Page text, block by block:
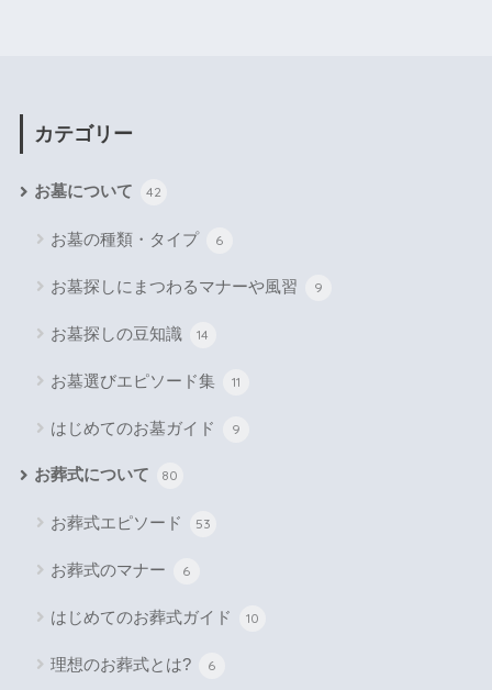
カテゴリー
お墓について 42
お墓の種類・タイプ 6
お墓探しにまつわるマナーや風習 9
お墓探しの豆知識 14
お墓選びエピソード集 11
はじめてのお墓ガイド 9
お葬式について 80
お葬式エピソード 53
お葬式のマナー 6
はじめてのお葬式ガイド 10
理想のお葬式とは? 6